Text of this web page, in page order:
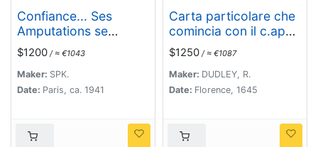
Confiance... Ses
Amputations se
Poursuivent
Methodiquement.
$1200 / ≈ €1043
Maker: SPK.
Date: Paris, ca. 1941
Carta particolare che
comincia con il c.apo
Aldea è Finisce con il
capo Degortam. . .
$1250 / ≈ €1087
Maker: DUDLEY, R.
Date: Florence, 1645